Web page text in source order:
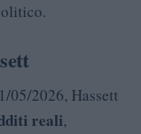
05/2026, Hassett
reali,